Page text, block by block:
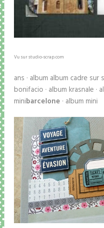
Vu sur studio-scrap.com
ans · album album cadre sur
bonifacio · album krasnale ·
minibarcelone · album mini